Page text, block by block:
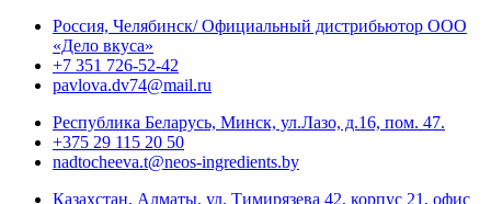
Россия, Челябинск/ Официальный дистрибьютор ООО
«Дело вкуса»
+7 351 726-52-42
pavlova.dv74@mail.ru
Республика Беларусь, Минск, ул.Лазо, д.16, пом. 47.
+375 29 115 20 50
nadtocheeva.t@neos-ingredients.by
Казахстан, Алматы, ул. Тимирязева 42, корпус 21, офис